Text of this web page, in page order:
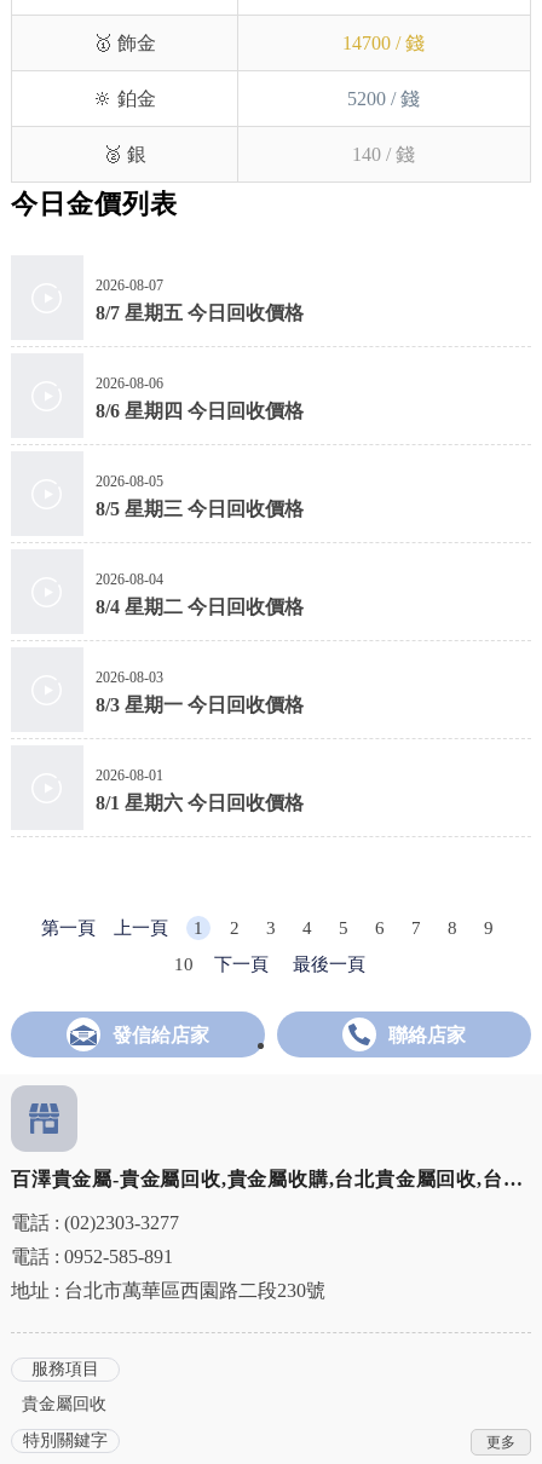
🥇 飾金 14700 / 錢
🔆 鉑金 5200 / 錢
🥈 銀 140 / 錢
今日金價列表
2026-08-07
8/7 星期五 今日回收價格
2026-08-06
8/6 星期四 今日回收價格
2026-08-05
8/5 星期三 今日回收價格
2026-08-04
8/4 星期二 今日回收價格
2026-08-03
8/3 星期一 今日回收價格
2026-08-01
8/1 星期六 今日回收價格
第一頁 上一頁 1 2 3 4 5 6 7 8
9
10
下一頁 最後一頁
發信給店家 聯絡店家
百澤貴金屬-貴金屬回收,貴金屬收購,台北貴金屬回收,台北
貴金屬收購,萬華區貴金屬回收
電話 : (02)2303-3277
電話 : 0952-585-891
地址 : 台北市萬華區西園路二段230號
服務項目
貴金屬回收
特別關鍵字